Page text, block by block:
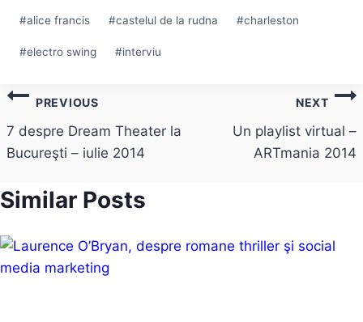
Post
#alice francis #castelul de la rudna #charleston
#electro swing #interviu
Post
navigation
PREVIOUS
7 despre Dream Theater la
Bucureşti – iulie 2014
NEXT
Un playlist virtual –
ARTmania 2014
Similar Posts